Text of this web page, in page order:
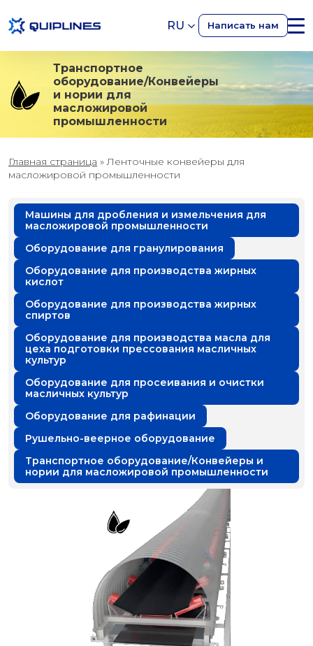
RU Написать нам
Транспортное
оборудование/Конвейеры
и нории для
масложировой
промышленности
Главная страница »Ленточные конвейеры для
масложировой промышленности
Машины для дробления и измельчения для
масложировой промышленности
Оборудование для гранулирования
Оборудование для производства жирных
кислот
Оборудование для производства жирных
спиртов
Оборудование для производства масла для
цеха подготовки прессования масличных
культур
Оборудование для просеивания и очистки
масличных культур
Оборудование для рафинации
Рушельно-веерное оборудование
Транспортное оборудование/Конвейеры и
нории для масложировой промышленности